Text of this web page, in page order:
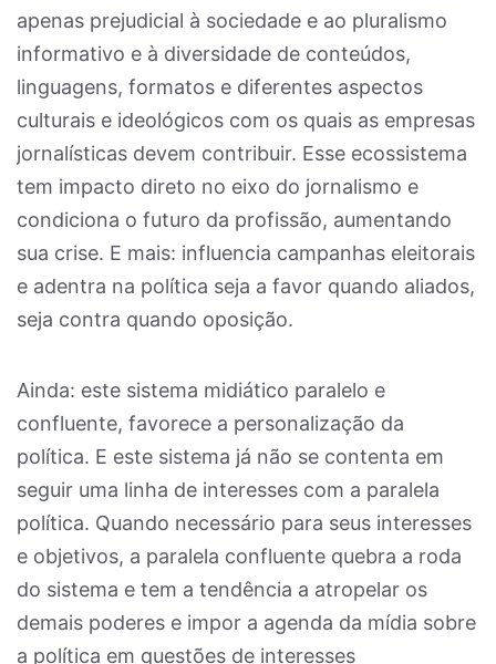
apenas prejudicial à sociedade e ao pluralismo
informativo e à diversidade de conteúdos,
linguagens, formatos e diferentes aspectos
culturais e ideológicos com os quais as empresas
jornalísticas devem contribuir. Esse ecossistema
tem impacto direto no eixo do jornalismo e
condiciona o futuro da profissão, aumentando
sua crise. E mais: influencia campanhas eleitorais
e adentra na política seja a favor quando aliados,
seja contra quando oposição.
Ainda: este sistema midiático paralelo e
confluente, favorece a personalização da
política. E este sistema já não se contenta em
seguir uma linha de interesses com a paralela
política. Quando necessário para seus interesses
e objetivos, a paralela confluente quebra a roda
do sistema e tem a tendência a atropelar os
demais poderes e impor a agenda da mídia sobre
a política em questões de interesses